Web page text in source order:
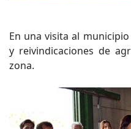
En una visita al
y reivindicaciones de
zona.